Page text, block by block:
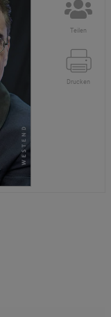
Teilen
Drucken